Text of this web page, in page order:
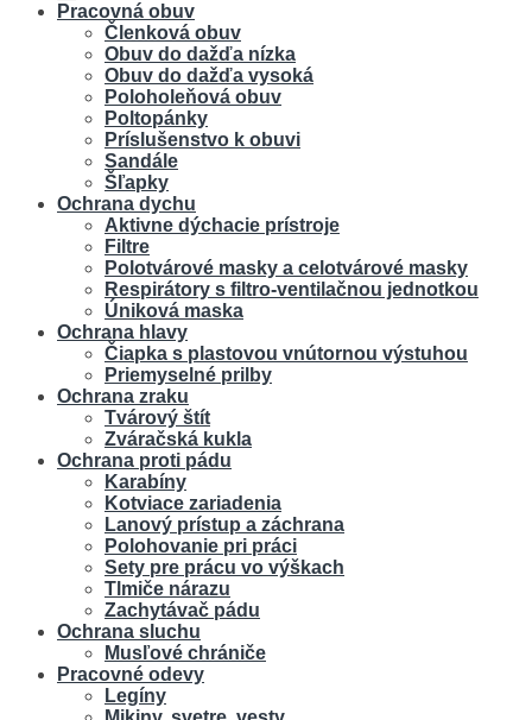
Pracovná obuv
Členková obuv
Obuv do dažďa nízka
Obuv do dažďa vysoká
Poloholeňová obuv
Poltopánky
Príslušenstvo k obuvi
Sandále
Šľapky
Ochrana dychu
Aktivne dýchacie prístroje
Filtre
Polotvárové masky a celotvárové masky
Respirátory s filtro-ventilačnou jednotkou
Úniková maska
Ochrana hlavy
Čiapka s plastovou vnútornou výstuhou
Priemyselné prilby
Ochrana zraku
Tvárový štít
Zváračská kukla
Ochrana proti pádu
Karabíny
Kotviace zariadenia
Lanový prístup a záchrana
Polohovanie pri práci
Sety pre prácu vo výškach
Tlmiče nárazu
Zachytávač pádu
Ochrana sluchu
Musľové chrániče
Pracovné odevy
Legíny